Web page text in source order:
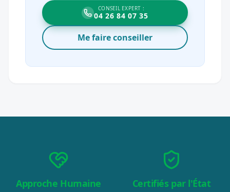
CONSEIL EXPERT :
04 26 84 07 35
Me faire conseiller
Approche Humaine Certifiés par l'État